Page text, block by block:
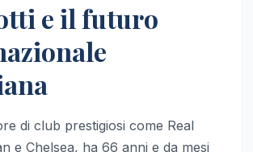
e il futuro
di club prestigiosi come Real
e Chelsea, ha 66 anni e da mesi